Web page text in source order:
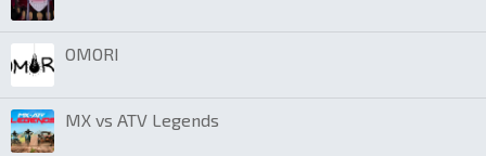
OMORI
MX vs ATV Legends